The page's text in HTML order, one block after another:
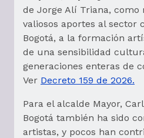
de Jorge Alí Triana, como
valiosos aportes al
Bogotá, a la formación
de una sensibilidad
generaciones enteras de
Ver Decreto 159 de 2026.
Para el alcalde Mayor,
Bogotá también ha sido
artistas, y pocos han